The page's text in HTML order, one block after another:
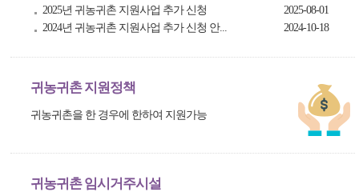
2025년 귀농귀촌 지원사업 추가 신청
2025-08-01
2024년 귀농귀촌 지원사업 추가 신청 안...
2024-10-18
귀농귀촌 지원정책
귀농귀촌을 한 경우에 한하여 지원가능
귀농귀촌 임시거주시설